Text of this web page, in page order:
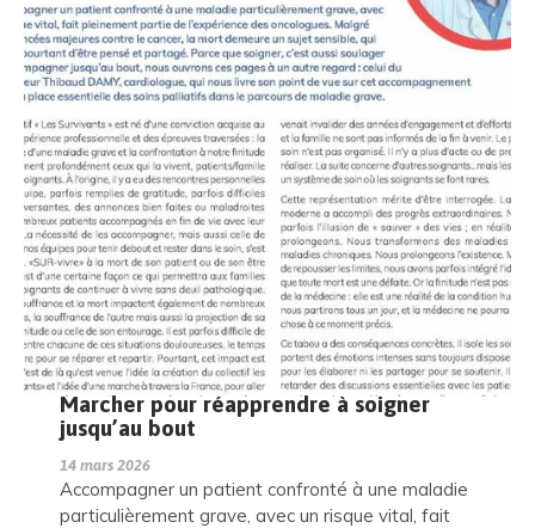
Marcher pour réapprendre à soigner
jusqu’au bout
14 mars 2026
Accompagner un patient confronté à une maladie
particulièrement grave, avec un risque vital, fait